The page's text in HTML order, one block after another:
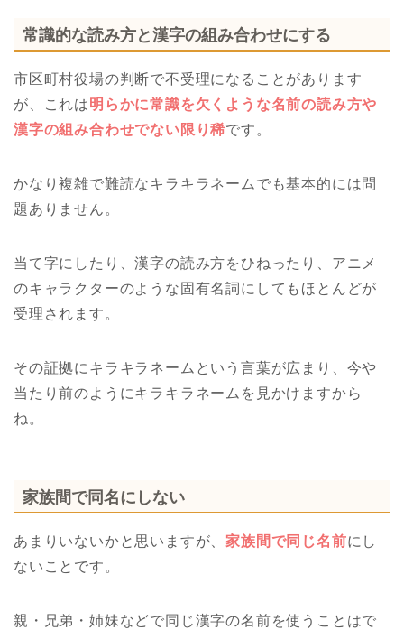
常識的な読み方と漢字の組み合わせにする
市区町村役場の判断で不受理になることがあります
が、これは明らかに常識を欠くような名前の読み方や
漢字の組み合わせでない限り稀です。
かなり複雑で難読なキラキラネームでも基本的には問
題ありません。
当て字にしたり、漢字の読み方をひねったり、アニメ
のキャラクターのような固有名詞にしてもほとんどが
受理されます。
その証拠にキラキラネームという言葉が広まり、今や
当たり前のようにキラキラネームを見かけますから
ね。
家族間で同名にしない
あまりいないかと思いますが、家族間で同じ名前にし
ないことです。
親・兄弟・姉妹などで同じ漢字の名前を使うことはで